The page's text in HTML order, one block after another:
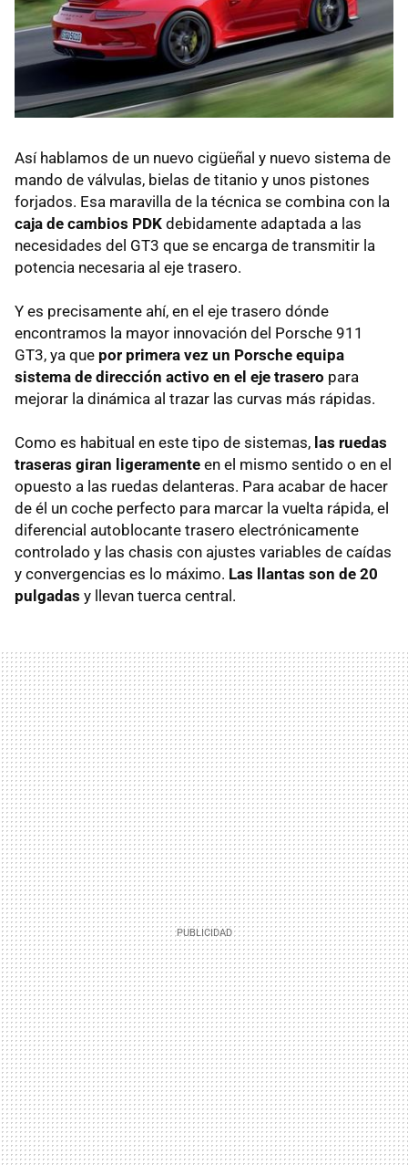
Así hablamos de un nuevo cigüeñal y nuevo sistema de
mando de válvulas, bielas de titanio y unos pistones
forjados. Esa maravilla de la técnica se combina con la
caja de cambios PDK debidamente adaptada a las
necesidades del GT3 que se encarga de transmitir la
potencia necesaria al eje trasero.
Y es precisamente ahí, en el eje trasero dónde
encontramos la mayor innovación del Porsche 911
GT3, ya que por primera vez un Porsche equipa
sistema de dirección activo en el eje trasero para
mejorar la dinámica al trazar las curvas más rápidas.
Como es habitual en este tipo de sistemas, las ruedas
traseras giran ligeramente en el mismo sentido o en el
opuesto a las ruedas delanteras. Para acabar de hacer
de él un coche perfecto para marcar la vuelta rápida, el
diferencial autoblocante trasero electrónicamente
controlado y las chasis con ajustes variables de caídas
y convergencias es lo máximo. Las llantas son de 20
pulgadas y llevan tuerca central.